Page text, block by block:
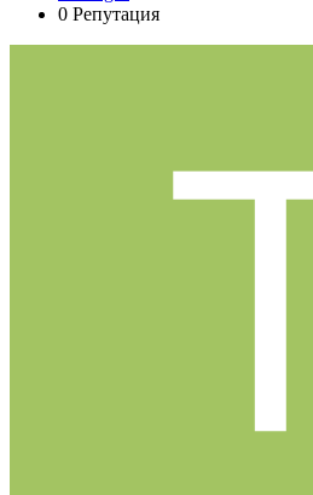
0 Репутация